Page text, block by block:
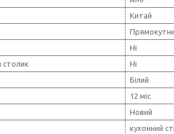
Китай
Ні
столик
Ні
Білий
12 міс
Новий
кухонний